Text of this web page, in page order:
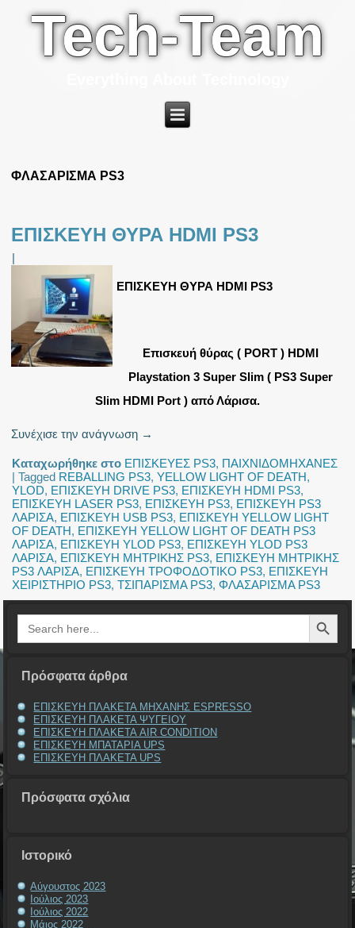
Tech-Team
ΦΛΑΣΑΡΙΣΜΑ PS3
ΕΠΙΣΚΕΥΗ ΘΥΡΑ HDMI PS3
|
ΕΠΙΣΚΕΥΗ ΘΥΡΑ HDMI PS3
Επισκευή θύρας ( PORT ) HDMI
Playstation 3 Super Slim ( PS3 Super
Slim HDMI Port ) από Λάρισα.
Συνέχισε την ανάγνωση →
Καταχωρήθηκε στο ΕΠΙΣΚΕΥΕΣ PS3, ΠΑΙΧΝΙΔΟΜΗΧΑΝΕΣ
|Tagged REBALLING PS3,YELLOW LIGHT OF DEATH,
YLOD, ΕΠΙΣΚΕΥΗ DRIVE PS3, ΕΠΙΣΚΕΥΗ HDMI PS3,
ΕΠΙΣΚΕΥΗ LASER PS3, ΕΠΙΣΚΕΥΗ PS3, ΕΠΙΣΚΕΥΗ PS3
ΛΑΡΙΣΑ, ΕΠΙΣΚΕΥΗ USB PS3, ΕΠΙΣΚΕΥΗ YELLOW LIGHT
OF DEATH, ΕΠΙΣΚΕΥΗ YELLOW LIGHT OF DEATH PS3
ΛΑΡΙΣΑ, ΕΠΙΣΚΕΥΗ YLOD PS3, ΕΠΙΣΚΕΥΗ YLOD PS3
ΛΑΡΙΣΑ, ΕΠΙΣΚΕΥΗ ΜΗΤΡΙΚΗΣ PS3, ΕΠΙΣΚΕΥΗ ΜΗΤΡΙΚΗΣ
PS3 ΛΑΡΙΣΑ, ΕΠΙΣΚΕΥΗ ΤΡΟΦΟΔΟΤΙΚΟ PS3, ΕΠΙΣΚΕΥΗ
ΧΕΙΡΙΣΤΗΡΙΟ PS3,ΤΣΙΠΑΡΙΣΜΑ PS3,ΦΛΑΣΑΡΙΣΜΑ PS3
Search
for:
Search Button
Πρόσφατα άρθρα
ΕΠΙΣΚΕΥΗ ΠΛΑΚΕΤΑ ΜΗΧΑΝΗΣ ESPRESSO
ΕΠΙΣΚΕΥΗ ΠΛΑΚΕΤΑ ΨΥΓΕΙΟΥ
ΕΠΙΣΚΕΥΗ ΠΛΑΚΕΤΑ AIR CONDITION
ΕΠΙΣΚΕΥΗ ΜΠΑΤΑΡΙΑ UPS
ΕΠΙΣΚΕΥΗ ΠΛΑΚΕΤΑ UPS
Πρόσφατα σχόλια
Ιστορικό
Αύγουστος 2023
Ιούλιος 2023
Ιούλιος 2022
Μάιος 2022